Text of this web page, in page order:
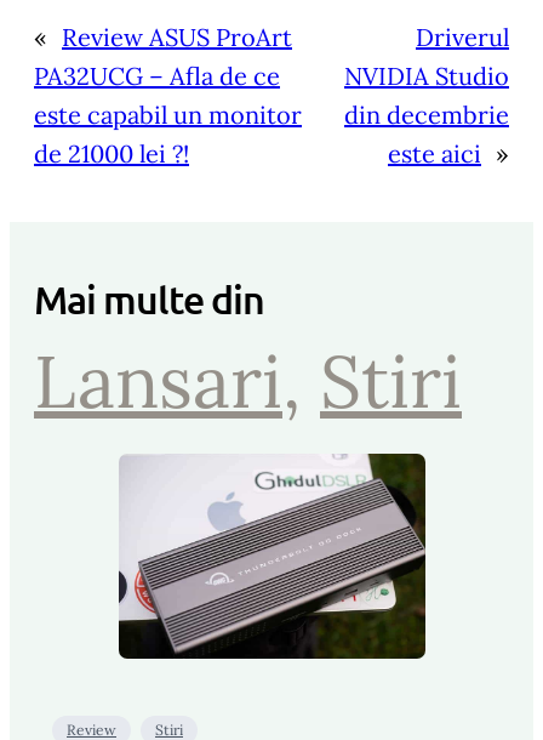
« Review ASUS ProArt
PA32UCG – Afla de ce
este capabil un monitor
de 21000 lei ?!
Driverul
NVIDIA Studio
din decembrie
este aici »
Mai multe din
Lansari, Stiri
Review Stiri